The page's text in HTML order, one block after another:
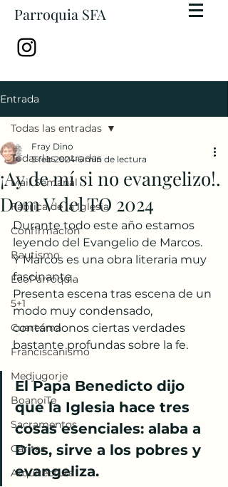
Parroquia SFA
Entrada
Todas las entradas
Mail Semanal
Fábrica de la Iglesia
Confirmación
Bautismo
EcoParroquia
5+1
Cuaresma
Franciscanismo
Medjugorje
BoanoiTe
Sacramentos
Cáritas
Arquitectura
Todas las entradas
¡Ay de mí si no evangelizo!.
Dom V del TO 2024
Fray Dino
5 feb 2024 6 min de lectura
Durante todo este año estamos
leyendo del Evangelio de Marcos.
Y Marcos es una obra literaria muy
fascinante.
Presenta escena tras escena de un
modo muy condensado,
contándonos ciertas verdades
bastante profundas sobre la fe.
El Papa Benedicto dijo
que la Iglesia hace tres
cosas esenciales: alaba a
Dios, sirve a los pobres y
evangeliza.